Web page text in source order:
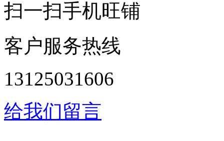
扫一扫手机旺铺
客户服务热线
13125031606
给我们留言